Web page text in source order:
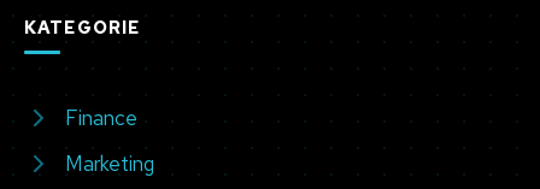
KATEGORIE
Finance
Marketing